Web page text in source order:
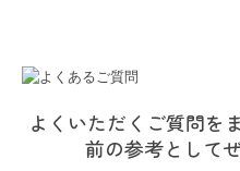
よくいただくご質問を
前の参考として